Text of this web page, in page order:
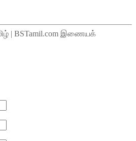
| BSTamil.com இணையக்